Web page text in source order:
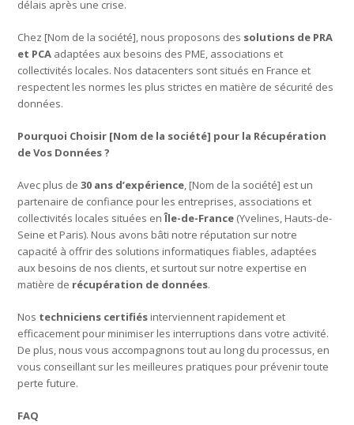
délais après une crise.
Chez [Nom de la société], nous proposons des solutions de PRA
et PCA adaptées aux besoins des PME, associations et
collectivités locales. Nos datacenters sont situés en France et
respectent les normes les plus strictes en matière de sécurité des
données.
Pourquoi Choisir [Nom de la société] pour la Récupération
de Vos Données ?
Avec plus de30 ans d’expérience, [Nom de la société] est un
partenaire de confiance pour les entreprises, associations et
collectivités locales situées enÎle-de-France (Yvelines, Hauts-de-
Seine et Paris). Nous avons bâti notre réputation sur notre
capacité à offrir des solutions informatiques fiables, adaptées
aux besoins de nos clients, et surtout sur notre expertise en
matière de récupération de données.
Nos techniciens certifiés interviennent rapidement et
efficacement pour minimiser les interruptions dans votre activité.
De plus, nous vous accompagnons tout au long du processus, en
vous conseillant sur les meilleures pratiques pour prévenir toute
perte future.
FAQ